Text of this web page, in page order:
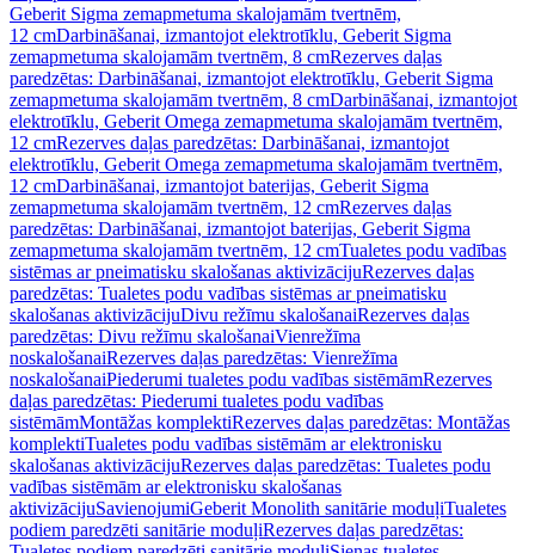
Geberit Sigma zemapmetuma skalojamām tvertnēm,
12 cmDarbināšanai, izmantojot elektrotīklu, Geberit Sigma
zemapmetuma skalojamām tvertnēm, 8 cmRezerves daļas
paredzētas: Darbināšanai, izmantojot elektrotīklu, Geberit Sigma
zemapmetuma skalojamām tvertnēm, 8 cmDarbināšanai, izmantojot
elektrotīklu, Geberit Omega zemapmetuma skalojamām tvertnēm,
12 cmRezerves daļas paredzētas: Darbināšanai, izmantojot
elektrotīklu, Geberit Omega zemapmetuma skalojamām tvertnēm,
12 cmDarbināšanai, izmantojot baterijas, Geberit Sigma
zemapmetuma skalojamām tvertnēm, 12 cmRezerves daļas
paredzētas: Darbināšanai, izmantojot baterijas, Geberit Sigma
zemapmetuma skalojamām tvertnēm, 12 cmTualetes podu vadības
sistēmas ar pneimatisku skalošanas aktivizācijuRezerves daļas
paredzētas: Tualetes podu vadības sistēmas ar pneimatisku
skalošanas aktivizācijuDivu režīmu skalošanaiRezerves daļas
paredzētas: Divu režīmu skalošanaiVienrežīma
noskalošanaiRezerves daļas paredzētas: Vienrežīma
noskalošanaiPiederumi tualetes podu vadības sistēmāmRezerves
daļas paredzētas: Piederumi tualetes podu vadības
sistēmāmMontāžas komplektiRezerves daļas paredzētas: Montāžas
komplektiTualetes podu vadības sistēmām ar elektronisku
skalošanas aktivizācijuRezerves daļas paredzētas: Tualetes podu
vadības sistēmām ar elektronisku skalošanas
aktivizācijuSavienojumiGeberit Monolith sanitārie moduļiTualetes
podiem paredzēti sanitārie moduļiRezerves daļas paredzētas: